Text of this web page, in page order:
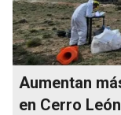
Aumentan
en Cerro